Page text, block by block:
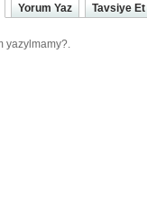
Yorum Yaz Tavsiye Et